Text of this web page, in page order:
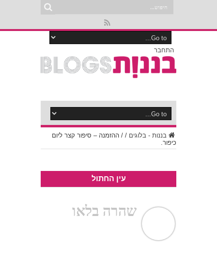
התחבר
בננות - בלוגים /
/ ההזמנה – סיפור קצר ליום
כיפור.
עין החתול
שהרה בלאו